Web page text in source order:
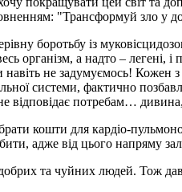
"Трансформуй зло у
боротьбу із
організм, а надто – легені,
не задумуємось! Кожен
системи, фактично
відповідає потребам…
кошти для кардіо-
адже від цього напряму
та чуйних людей. Тож